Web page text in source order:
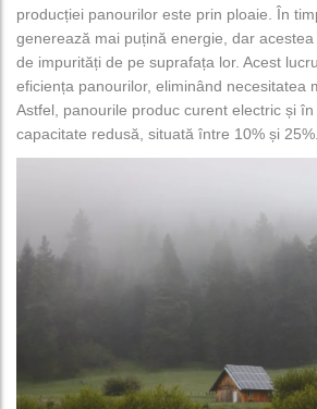
producției panourilor este prin ploaie. În
generează mai puțină energie, dar
de impurități de pe suprafața lor. Acest
eficiența panourilor, eliminând necesitatea
Astfel, panourile produc curent electric și
capacitate redusă, situată între 10% și 25%.